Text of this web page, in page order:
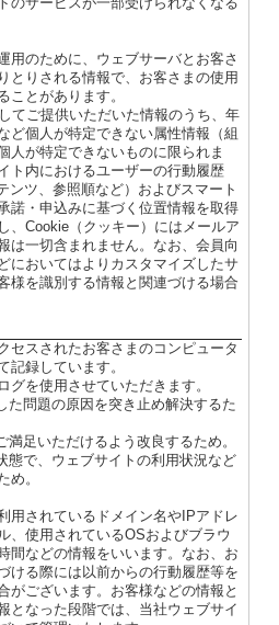
用のために、ウェブサーバとお客さ
とりされる情報で、お客さまの使用
ことがあります。
てご提供いただいた情報のうち、年
ど個人が特定できない属性情報（組
人が特定できないものに限られま
ト内におけるユーザーの行動履歴
ンツ、参照順など）およびスマート
諾・申込みに基づく位置情報を取得
、Cookie（クッキー）にはメールア
は一切含まれません。なお、会員向
においてはよりカスタマイズしたサ
様を識別する情報と関連づける場合
セスされたお客さまのコンピュータ
記録しています。
グを使用させていただきます。
た問題の原因を突き止め解決するた
満足いただけるよう改良するため。
態で、ウェブサイトの利用状況など
め。
用されているドメイン名やIPアドレ
、使用されているOSおよびブラウ
間などの情報をいいます。なお、お
ける際には以前からの行動履歴等を
がございます。お客様などの情報と
となった段階では、当社ウェブサイ